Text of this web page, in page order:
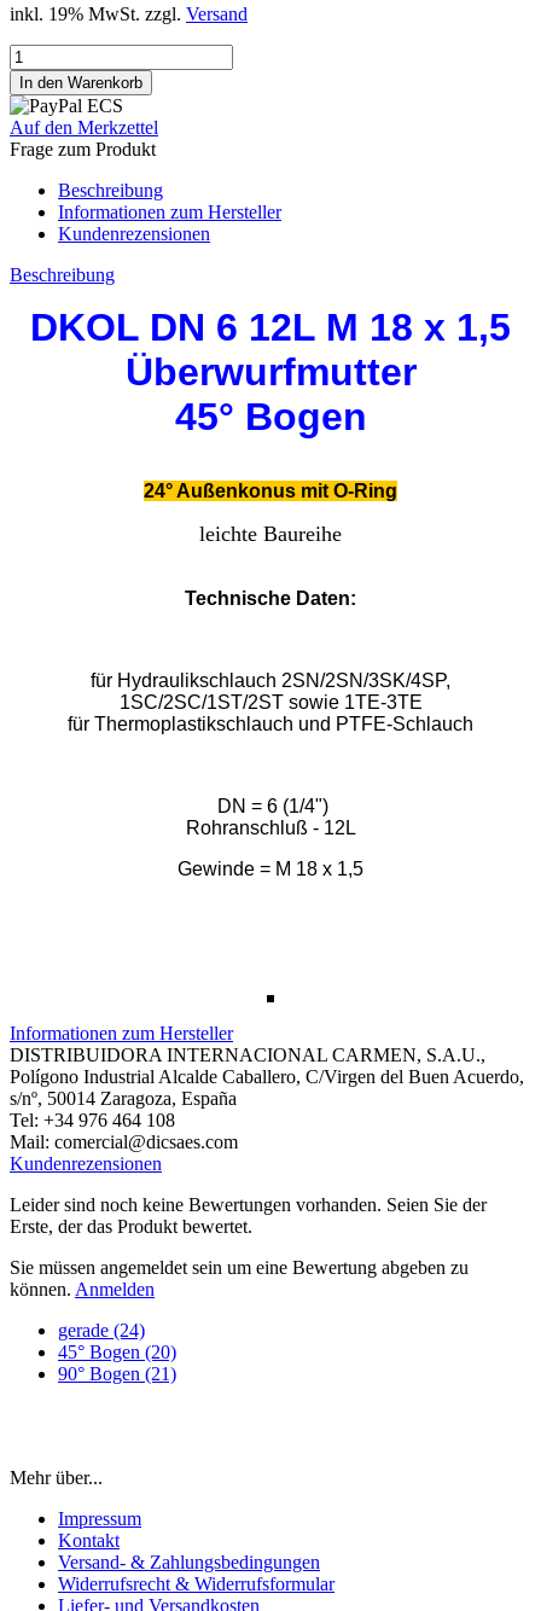
inkl. 19% MwSt. zzgl. Versand
Auf den Merkzettel
Frage zum Produkt
Beschreibung
Informationen zum Hersteller
Kundenrezensionen
Beschreibung
DKOL DN 6 12L M 18 x 1,5
Überwurfmutter
45° Bogen
24° Außenkonus mit O-Ring
leichte Baureihe
Technische Daten:
für Hydraulikschlauch 2SN/2SN/3SK/4SP,
1SC/2SC/1ST/2ST sowie 1TE-3TE
für Thermoplastikschlauch und PTFE-Schlauch
DN = 6 (1/4")
Rohranschluß - 12L
Gewinde = M 18 x 1,5
Informationen zum Hersteller
DISTRIBUIDORA INTERNACIONAL CARMEN, S.A.U.,
Polígono Industrial Alcalde Caballero, C/Virgen del Buen Acuerdo,
s/nº, 50014 Zaragoza, España
Tel: +34 976 464 108
Mail: comercial@dicsaes.com
Kundenrezensionen
Leider sind noch keine Bewertungen vorhanden. Seien Sie der
Erste, der das Produkt bewertet.
Sie müssen angemeldet sein um eine Bewertung abgeben zu
können. Anmelden
gerade (24)
45° Bogen (20)
90° Bogen (21)
Mehr über...
Impressum
Kontakt
Versand- & Zahlungsbedingungen
Widerrufsrecht & Widerrufsformular
Liefer- und Versandkosten